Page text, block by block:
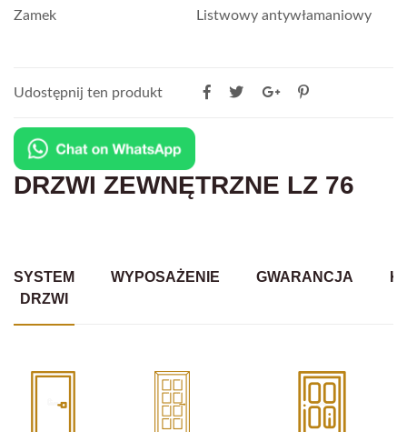
Zamek Listwowy antywłamaniowy
Udostępnij ten produkt
DRZWI ZEWNĘTRZNE LZ 76
SYSTEM
DRZWI
WYPOSAŻENIE GWARANCJA